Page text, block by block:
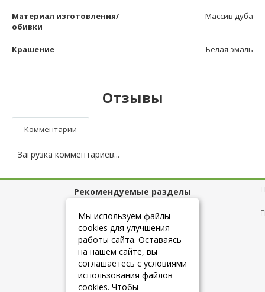
Материал изготовления/
обивки
Массив дуба
Крашение Белая эмаль
Отзывы
Комментарии
Загрузка комментариев...
Рекомендуемые разделы
Полезные ссылки
+7 (925) 084-10-60
Мы используем файлы
cookies для улучшения
работы сайта. Оставаясь
на нашем сайте, вы
соглашаетесь с условиями
использования файлов
cookies. Чтобы